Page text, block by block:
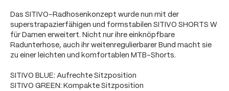
Das SITIVO-Radhosenkonzept wurde nun mit der
superstrapazierfähigen und formstabilen SITIVO SHORTS W
für Damen erweitert. Nicht nur ihre einknöpfbare
Radunterhose, auch ihr weitenregulierbarer Bund macht sie
zu einer leichten und komfortablen MTB-Shorts.
SITIVO BLUE: Aufrechte Sitzposition
SITIVO GREEN: Kompakte Sitzposition